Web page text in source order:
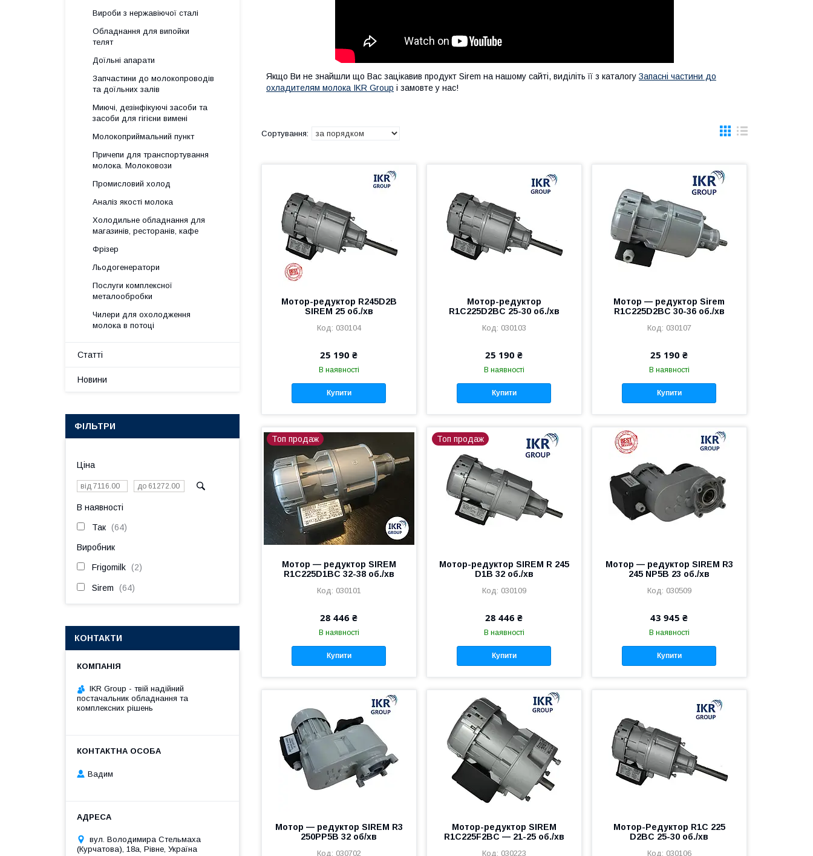
Якщо Ви не знайшли що Вас зацікавив продукт Sirem на нашому сайті, виділіть її з каталогу Запасні частини до
охладителям молока IKR Group і замовте у нас!
Мотор-редуктор R245D2B
SIREM 25 об./хв
030104
25 190 ₴
В наявності
Купити
Мотор-редуктор
R1C225D2BC 25-30 об./хв
030103
25 190 ₴
В наявності
Купити
Мотор — редуктор Sirem
R1C225D2BC 30-36 об./хв
030107
25 190 ₴
В наявності
Купити
Топ продаж
Мотор — редуктор SIREM
R1C225D1BC 32-38 об./хв
030101
28 446 ₴
В наявності
Купити
Топ продаж
Мотор-редуктор SIREM R 245
D1B 32 об./хв
030109
28 446 ₴
В наявності
Купити
Мотор — редуктор SIREM R3
245 NP5B 23 об./хв
030509
43 945 ₴
В наявності
Купити
Мотор — редуктор SIREM R3
250PP5B 32 об/хв
030702
Мотор-редуктор SIREM
R1C225F2BC — 21-25 об./хв
030223
Мотор-Редуктор R1C 225
D2BC 25-30 об./хв
030106
Вироби з нержавіючої сталі
Обладнання для випойки
телят
Доїльні апарати
Запчастини до молокопроводів
та доїльних залів
Миючі, дезінфікуючі засоби та
засоби для гігієни вимені
Молокоприймальний пункт
Причепи для транспортування
молока. Молоковози
Промисловий холод
Аналіз якості молока
Холодильне обладнання для
магазинів, ресторанів, кафе
Фрізер
Льодогенератори
Послуги комплексної
металообробки
Чилери для охолодження
молока в потоці
Статті
Новини
ФІЛЬТРИ
Ціна
В наявності
Так 64
Виробник
Frigomilk 2
Sirem 64
КОНТАКТИ
IKR Group - твій надійний
постачальник обладнання та
комплексних рішень
Вадим
вул. Володимира Стельмаха
(Курчатова), 18а, Рівне, Україна